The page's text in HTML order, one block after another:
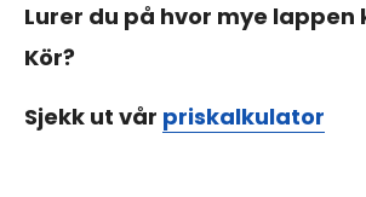
Lurer du på hvor mye lappen
Kör?
Sjekk ut vår priskalkulator